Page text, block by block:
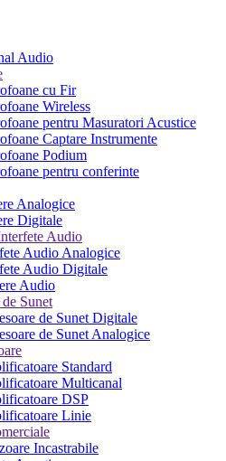
Audio
cu Fir
Wireless
pentru Masuratori Acustice
Captare Instrumente
Podium
pentru conferinte
Analogice
Digitale
Audio
Audio Analogice
Audio Digitale
Audio
Sunet
de Sunet Digitale
de Sunet Analogice
Standard
Multicanal
DSP
Linie
Incastrabile